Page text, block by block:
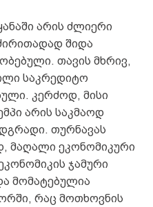
არის ძლიერი
შიდა
თავის მხრივ,
საკრედიტო
კერძოდ, მისი
არის საკმაოდ
თურნავას
მაღალი ეკონომიკური
ჯამური
მომატებულია
რაც მოთხოვნის